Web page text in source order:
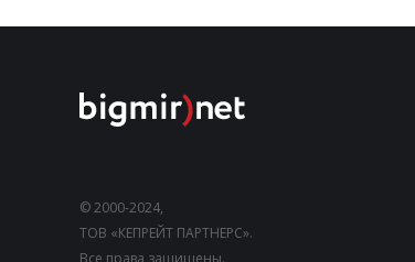
© 2000-2024,
ТОВ «КЕПРЕЙТ ПАРТНЕРС».
Все права защищены.